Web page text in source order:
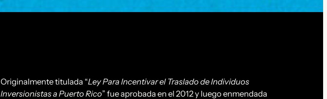
Originalmente titulada “Ley Para Incentivar el Traslado de Individuos
Inversionistas a Puerto Rico” fue aprobada en el 2012 y luego enmendada